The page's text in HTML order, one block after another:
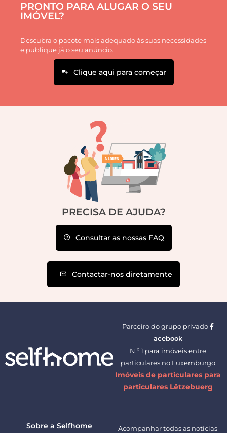
PRONTO PARA ALUGAR O SEU
IMÓVEL?
Descubra o pacote mais adequado às suas necessidades
e publique já o seu anúncio.
Clique aqui para começar
PRECISA DE AJUDA?
Consultar as nossas FAQ
Contactar-nos diretamente
Parceiro do grupo privado
acebook
N.º 1 para imóveis entre
particulares no Luxemburgo
Imóveis de particulares para
particulares Lëtzebuerg
Sobre a Selfhome Acompanhar todas as notícias